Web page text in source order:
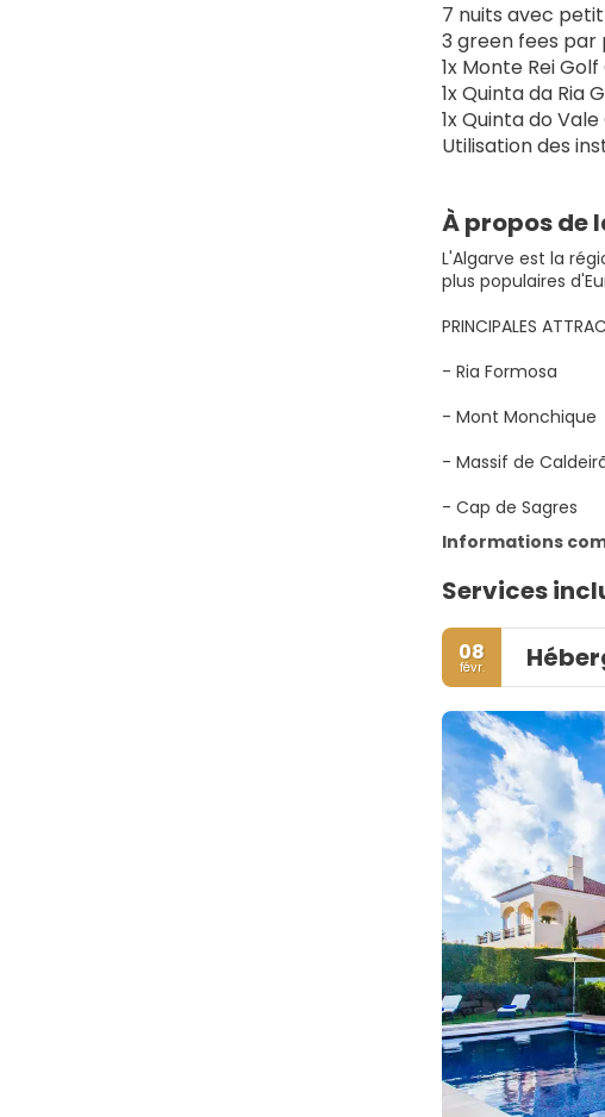
7 nuits avec
3 green fees par
1x Monte Rei
1x Quinta da Ria
1x Quinta do
Utilisation des
À propos de
L'Algarve est la
plus populaires
PRINCIPALES
- Ria Formosa
- Mont Monchique
- Massif de
- Cap de Sagres
Informations
Services
08
févr.